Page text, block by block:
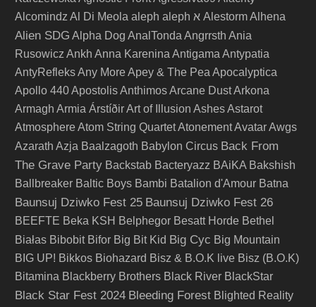
Alcomindz Al Di Meola aleph aleph א AlestormAlhena
Alien SDG Alpha Dog AnalTonda Angrrsth Ania
Rusowicz Ankh Anna Karenina Antigama Antypatia
AntyRefleksAny MoreApey & The Pea Apocalyptica
Apollo 440Apostolis AnthimosArcane DustArkona
Armagh Armia ÁrstíðirArt of Illusion AshesAstarot
AtmosphereAtom String QuartetAtonementAvatarAwgs
Azarath Azja Baalzagoth Babylon Circus Back From
The Grave Party Backstab Bacteryazz BAiKA Bakshish
Ballbreaker Baltic Boys Bambi Batalion d'Amour Batna
Baunsuj Dziwko Fest 25 Baunsuj Dziwko Fest 26
BEEFTE Beka KSH Belphegor Besatt Horde Bethel
Białas Bibobit Bifor Big Bit Kid Big Cyc Big Mountain
BIG UP! Bikkos Biohazard Bisz & B.O.K live Bisz (B.O.K)
Bitamina Blackberry Brothers Black River BlackStar
Black Star Fest 2024 Bleeding Forest Blighted Reality